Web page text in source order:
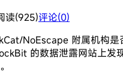
读(925)评论(0)
NoEscape 附属机构是
的数据泄露网站上发